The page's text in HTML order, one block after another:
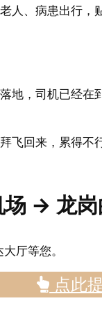
老人、病患出行，
地，司机已经
飞回来，累得
→ 龙岗
厅等您。
点此